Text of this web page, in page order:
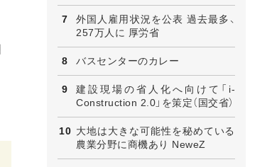
外国人雇用状況を公表 過去最多、
257万人に 厚労省
バスセンターのカレー
建設現場の省人化へ向けて「i-
Construction 2.0」を策定（国交省）
大地は大きな可能性を秘めている
農業分野に商機あり NeweZ